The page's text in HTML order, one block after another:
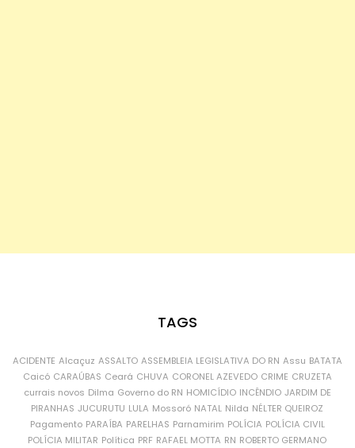
TAGS
ACIDENTE Alcaçuz ASSALTO ASSEMBLEIA LEGISLATIVA DO RN Assu BATATA
Caicó CARAÚBAS Ceará CHUVA CORONEL AZEVEDO CRIME CRUZETA
currais novos Dilma Governo do RN HOMICÍDIO INCÊNDIO JARDIM DE
PIRANHAS JUCURUTU LULA Mossoró NATAL Nilda NÉLTER QUEIROZ
Pagamento PARAÍBA PARELHAS Parnamirim POLÍCIA POLÍCIA CIVIL
POLÍCIA MILITAR Política PRF RAFAEL MOTTA RN ROBERTO GERMANO